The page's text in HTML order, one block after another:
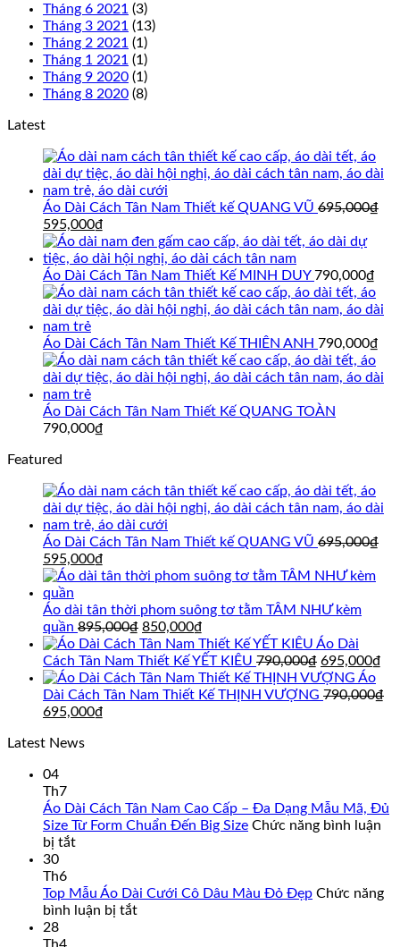
Tháng 6 2021 (3)
Tháng 3 2021 (13)
Tháng 2 2021 (1)
Tháng 1 2021 (1)
Tháng 9 2020 (1)
Tháng 8 2020 (8)
Latest
Áo Dài Cách Tân Nam Thiết kế QUANG VŨ 695,000₫
Giá
gốc
là:
695,000₫.
595,000₫
hiện
tại
là:
595,000₫.
Áo Dài Cách Tân Nam Thiết Kế MINH DUY 790,000₫
Áo Dài Cách Tân Nam Thiết Kế THIÊN ANH 790,000₫
Áo Dài Cách Tân Nam Thiết Kế QUANG TOÀN
790,000₫
Featured
Áo Dài Cách Tân Nam Thiết kế QUANG VŨ 695,000₫
Giá
gốc
là:
695,000₫.
595,000₫
hiện
là:
595,000₫.
Áo dài tân thời phom suông tơ tằm TÂM NHƯ kèm
quần 895,000₫ Giá
gốc
là:
895,000₫.
850,000₫
hiện
tại
là:
850,000₫.
Áo Dài
Cách Tân Nam Thiết Kế YẾT KIÊU 790,000₫ Giá
gốc
là:
695,000₫
tại
Áo
Dài Cách Tân Nam Thiết Kế THỊNH VƯỢNG 790,000₫
Giá
là:
695,000₫
Latest News
04
Th7
Áo Dài Cách Tân Nam Cao Cấp – Đa Dạng Mẫu Mã, Đủ
Size Từ Form Chuẩn Đến Big Size Chức năng bình luận
bị tắtở
Cách
Tân
30
Th6
Top Mẫu Áo Dài Cưới Cô Dâu Màu Đỏ Đẹp Chức năng
bình luận bị tắtở
28